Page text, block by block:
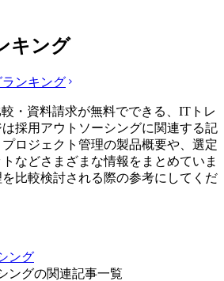
キング
ランキング
・資料請求が無料でできる、ITトレ
採用アウトソーシングに関連する記
ロジェクト管理の製品概要や、選定
などさまざまな情報をまとめていま
比較検討される際の参考にしてくだ
ング
ングの関連記事一覧